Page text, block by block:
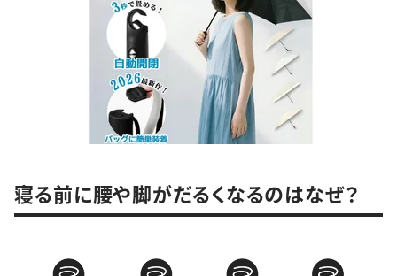
寝る前に腰や脚がだるくなるのはなぜ？